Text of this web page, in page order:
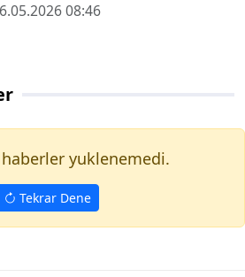
08:46
yuklenemedi.
Tekrar Dene